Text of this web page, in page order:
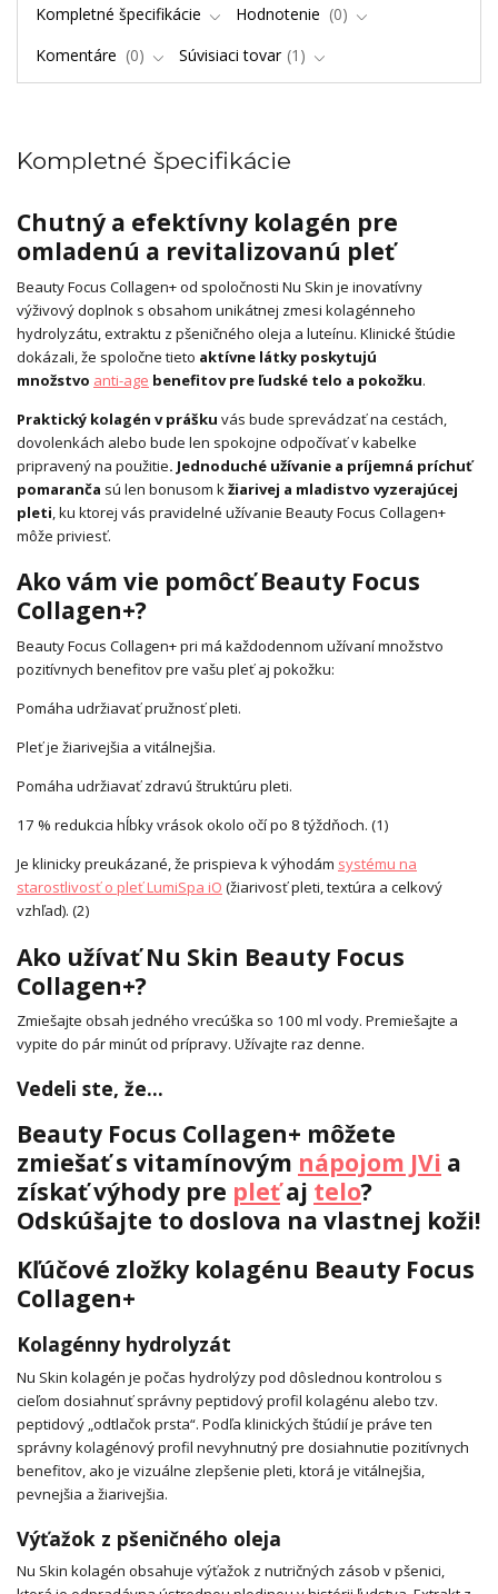
Kompletné špecifikácie Hodnotenie
0
Komentáre
0 Súvisiaci tovar 1
Kompletné špecifikácie
Chutný a efektívny kolagén pre
omladenú a revitalizovanú pleť
Beauty Focus Collagen+ od spoločnosti Nu Skin je inovatívny
výživový doplnok s obsahom unikátnej zmesi kolagénneho
hydrolyzátu, extraktu z pšeničného oleja a luteínu. Klinické štúdie
dokázali, že spoločne tieto aktívne látky poskytujú
množstvo anti-age benefitov pre ľudské telo a pokožku.
Praktický kolagén v prášku vás bude sprevádzať na cestách,
dovolenkách alebo bude len spokojne odpočívať v kabelke
pripravený na použitie. Jednoduché užívanie a príjemná príchuť
pomaranča sú len bonusom kžiarivej a mladistvo vyzerajúcej
pleti, ku ktorej vás pravidelné užívanie Beauty Focus Collagen+
môže priviesť.
Ako vám vie pomôcť Beauty Focus
Collagen+?
Beauty Focus Collagen+ pri má každodennom užívaní množstvo
pozitívnych benefitov pre vašu pleť aj pokožku:
Pomáha udržiavať pružnosť pleti.
Pleť je žiarivejšia a vitálnejšia.
Pomáha udržiavať zdravú štruktúru pleti.
17 % redukcia hĺbky vrások okolo očí po 8 týždňoch. (1)
Je klinicky preukázané, že prispieva k výhodám systému na
starostlivosť o pleť LumiSpa iO (žiarivosť pleti, textúra a celkový
vzhľad). (2)
Ako užívať Nu Skin Beauty Focus
Collagen+?
Zmiešajte obsah jedného vrecúška so 100 ml vody. Premiešajte a
vypite do pár minút od prípravy. Užívajte raz denne.
Vedeli ste, že…
Beauty Focus Collagen+ môžete
zmiešať s vitamínovým nápojom JVi a
získať výhody pre pleťaj telo?
Odskúšajte to doslova na vlastnej koži!
Kľúčové zložky kolagénu Beauty Focus
Collagen+
Kolagénny hydrolyzát
Nu Skin kolagén je počas hydrolýzy pod dôslednou kontrolou s
cieľom dosiahnuť správny peptidový profil kolagénu alebo tzv.
peptidový „odtlačok prsta“. Podľa klinických štúdií je práve ten
správny kolagénový profil nevyhnutný pre dosiahnutie pozitívnych
benefitov, ako je vizuálne zlepšenie pleti, ktorá je vitálnejšia,
pevnejšia a žiarivejšia.
Výťažok z pšeničného oleja
Nu Skin kolagén obsahuje výťažok z nutričných zásob v pšenici,